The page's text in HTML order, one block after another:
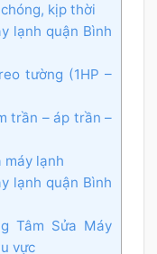
kịp thời
lạnh quận Bình
tường (1HP –
trần – áp trần –
máy lạnh
lạnh quận Bình
Tâm Sửa Máy
vực